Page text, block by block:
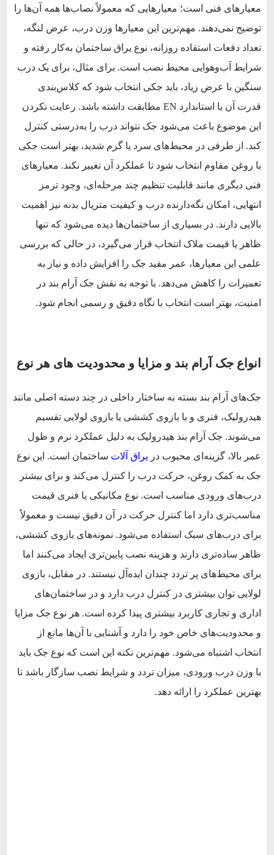
معیارهای فنی است؛ معیارهایی که معمولاً نصاب‌ها همه آن‌ها را
توضیح نمی‌دهند. مهم‌ترین این معیارها وزن درب، عرض لنگه،
تعداد دفعات استفاده روزانه، نوع یراق ساختمان به‌کار رفته و
شرایط آب‌وهوایی محیط نصب است. برای مثال، برای یک درب
سنگین با عرض زیاد، باید جکی انتخاب شود که کلاس‌بندی
قدرت آن با استاندارد EN مطابقت داشته باشد. رعایت نکردن
این موضوع باعث می‌شود جک نتواند درب را به‌درستی کنترل
کند. از طرفی در محیط‌های سرد یا گرم شدید، بهتر است جکی
با روغن مقاوم انتخاب شود تا عملکرد آن تغییر نکند. معیارهای
فنی دیگری مانند قابلیت تنظیم چند مرحله‌ای، وجود ترمز
انتهایی، امکان نگه‌دارنده درب و کیفیت متریال بدنه نیز اهمیت
بالایی دارند. در بسیاری از ساختمان‌ها دیده می‌شود که تنها
ظاهر یا قیمت ملاک انتخاب قرار می‌گیرد، در حالی که بررسی
علمی این معیارها، عمر مفید جک را افزایش داده و نیاز به
تعمیرات را کاهش می‌دهد. با توجه به نقش جک آرام بند در
امنیت، بهتر است انتخاب با نگاه دقیق و رسمی انجام شود.
انواع جک آرام بند و مزایا و محدودیت های هر نوع
جک‌های آرام بند بسته به ساختار داخلی در چند دسته اصلی مانند
هیدرولیک، فنری و با بازوی کششی یا بازوی لولایی تقسیم
می‌شوند. جک آرام بند هیدرولیک به دلیل عملکرد نرم و طول
عمر بالا، گزینه‌ای محبوب در یراق آلات ساختمان است. این نوع
جک به کمک روغن، حرکت درب را کنترل می‌کند و برای بیشتر
درب‌های ورودی مناسب است. نوع مکانیکی یا فنری قیمت
مناسب‌تری دارد اما کنترل حرکت در آن دقیق نیست و معمولاً
برای درب‌های سبک استفاده می‌شود. نمونه‌های بازوی کششی،
ظاهر ساده‌تری دارند و هزینه نصب پایین‌تری ایجاد می‌کنند اما
برای محیط‌های پر تردد چندان ایده‌آل نیستند. در مقابل، بازوی
لولایی توان بیشتری در کنترل درب دارد و در ساختمان‌های
اداری و تجاری کاربرد بیشتری پیدا کرده است. هر نوع جک مزایا
و محدودیت‌های خاص خود را دارد و آشنایی با آن‌ها مانع از
انتخاب اشتباه می‌شود. مهم‌ترین نکته این است که نوع جک باید
با وزن درب ورودی، میزان تردد و شرایط نصب سازگار باشد تا
بهترین عملکرد را ارائه دهد.